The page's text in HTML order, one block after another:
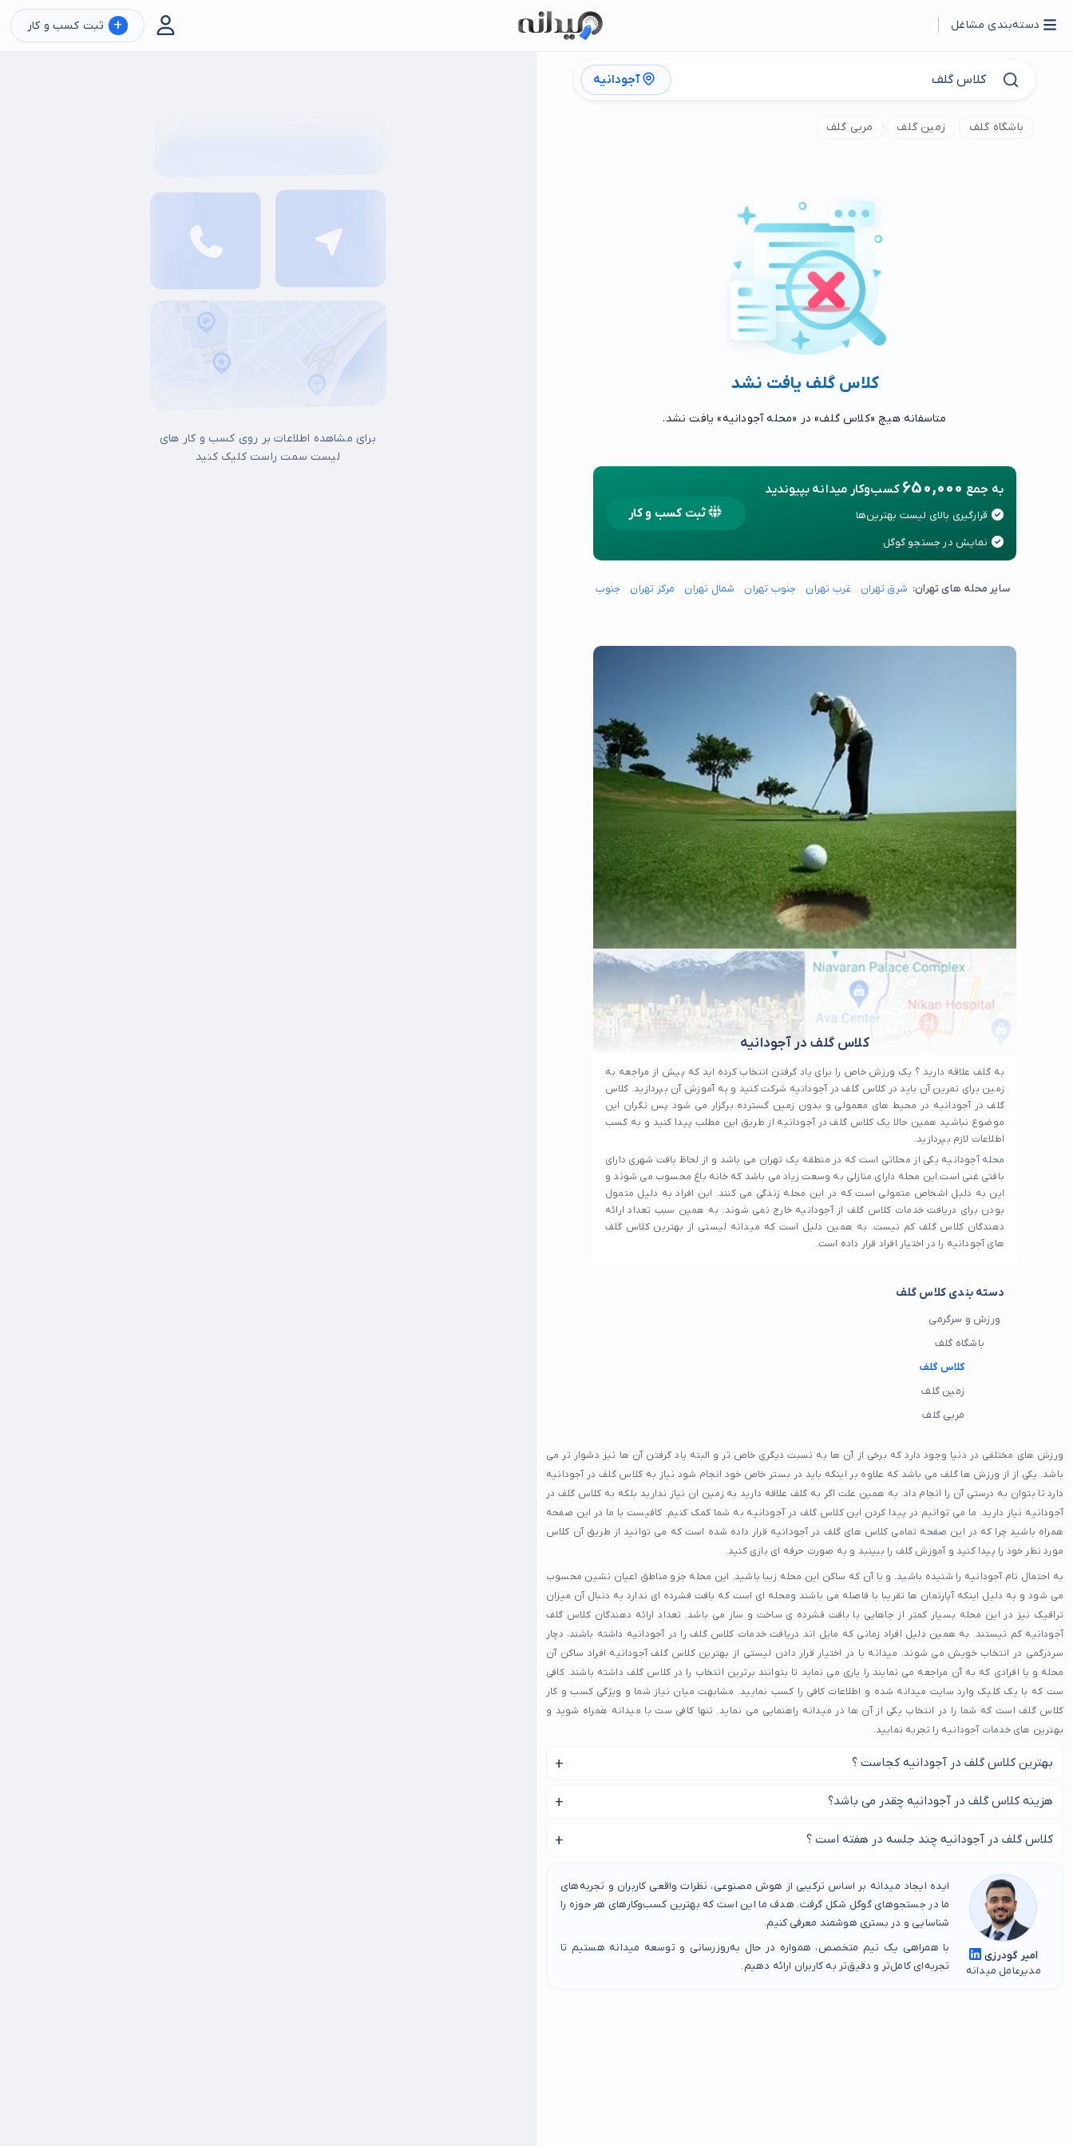
دسته‌بندی مشاغل + ثبت کسب و کار
آجودانیه
باشگاه گلف زمین گلف مربی گلف
کلاس گلف یافت نشد
متاسفانه هیچ «کلاس گلف» در «محله آجودانیه» یافت نشد.
به جمع 650,000 کسب‌وکار میدانه بپیوندید
قرارگیری بالای لیست بهترین‌ها
نمایش در جستجو گوگل
ثبت کسب و کار
سایر محله های تهران: شرق تهران غرب تهران جنوب تهران شمال تهران مرکز تهران جنوب شرق تهران
کلاس گلف در آجودانیه
به گلف علاقه دارید ؟ یک ورزش خاص را برای یاد گرفتن انتخاب کرده اید که پیش از مراجعه به
زمین برای تمرین آن باید در کلاس گلف در آجودانیه شرکت کنید و به آموزش آن بپردازید. کلاس
گلف در آجودانیه در محیط های معمولی و بدون زمین گسترده برگزار می شود پس نگران این
موضوع نباشید همین حالا یک کلاس گلف در آجودانیه از طریق این مطلب پیدا کنید و به کسب
اطلاعات لازم بپردازید.
محله آجودانیه یکی از محلاتی است که در منطقه یک تهران می باشد و از لحاظ بافت شهری دارای
بافتی غنی است.این محله دارای منازلی به وسعت زیاد می باشد که خانه باغ محسوب می شوند و
این به دلیل اشخاص متمولی است که در این محله زندگی می کنند. این افراد به دلیل متمول
بودن برای دریافت خدمات کلاس گلف از آجودانیه خارج نمی شوند. به همین سبب تعداد ارائه
دهندگان کلاس گلف کم نیست. به همین دلیل است که میدانه لیستی از بهترین کلاس گلف
های آجودانیه را در اختیار افراد قرار داده است.
دسته بندی کلاس گلف
ورزش و سرگرمی
باشگاه گلف
کلاس گلف
زمین گلف
مربی گلف
ورزش های مختلفی در دنیا وجود دارد که برخی از آن ها به نسبت دیگری خاص تر و البته یاد گرفتن آن ها نیز دشوار تر می
باشد. یکی از از ورزش ها گلف می باشد که علاوه بر اینکه باید در بستر خاص خود انجام شود نیاز به کلاس گلف در آجودانیه
دارد تا بتوان به درستی آن را انجام داد. به همین علت اگر به گلف علاقه دارید به زمین ان نیاز ندارید بلکه به کلاس گلف در
آجودانیه نیاز دارید. ما می توانیم در پیدا کردن این کلاس گلف در آجودانیه به شما کمک کنیم. کافیست با ما در این صفحه
همراه باشید چرا که در این صفحه تمامی کلاس های گلف در آجودانیه قرار داده شده است که می توانید از طریق آن کلاس
مورد نظر خود را پیدا کنید و آموزش گلف را ببینید و به صورت حرفه ای بازی کنید.
به احتمال نام آجودانیه را شنیده باشید. و یا آن که ساکن این محله زیبا باشید. این محله جزو مناطق اعیان نشین محسوب
می شود و به دلیل اینکه آپارتمان ها تقریبا با فاصله می باشند ومحله ای است که بافت فشرده ای ندارد به دنبال آن میزان
ترافیک نیز در این محله بسیار کمتر از جاهایی با بافت فشرده ی ساخت و ساز می باشد. تعداد ارائه دهندگان کلاس گلف
آجودانیه کم نیستند. به همین دلیل افراد زمانی که مایل اند دریافت خدمات کلاس گلف را در آجودانیه داشته باشند، دچار
سردرگمی در انتخاب خویش می شوند. میدانه با در اختیار قرار دادن لیستی از بهترین کلاس گلف آجودانیه افراد ساکن آن
محله و یا افرادی که به آن مراجعه می نمایند را یاری می نماید تا بتوانند برترین انتخاب را در کلاس گلف داشته باشند. کافی
ست که با یک کلیک وارد سایت میدانه شده و اطلاعات کافی را کسب نمایید. مشابهت میان نیاز شما و ویژگی کسب و کار
کلاس گلف است که شما را در انتخاب یکی از آن ها در میدانه راهنمایی می نماید. تنها کافی ست با میدانه همراه شوید و
بهترین های خدمات آجودانیه را تجربه نمایید.
بهترین کلاس گلف در آجودانیه کجاست ؟
در این صفحه بهترین کلاس گلف در آجودانیه را پیدا کنید.
هزینه کلاس گلف در آجودانیه چقدر می باشد؟
هزینه دقیق کلاس گلف در آجودانیه را با تماس با کلاس مورد نظر خود در این صفحه جستجو کنید.
کلاس گلف در آجودانیه چند جلسه در هفته است ؟
کلاس گلف در آجودانیه طی یک الی دو جلسه در هفته است.
امیر گودرزی
مدیرعامل میدانه
ایده ایجاد میدانه بر اساس ترکیبی از هوش مصنوعی، نظرات واقعی کاربران و تجربه‌های
ما در جستجوهای گوگل شکل گرفت. هدف ما این است که بهترین کسب‌وکارهای هر حوزه را
شناسایی و در بستری هوشمند معرفی کنیم.
با همراهی یک تیم متخصص، همواره در حال به‌روزرسانی و توسعه میدانه هستیم تا
تجربه‌ای کامل‌تر و دقیق‌تر به کاربران ارائه دهیم.
برای مشاهده اطلاعات بر روی کسب و کار های
لیست سمت راست کلیک کنید